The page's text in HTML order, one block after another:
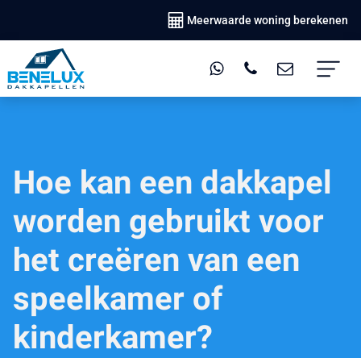
Meerwaarde woning berekenen
Hoe kan een dakkapel
worden gebruikt voor
het creëren van een
speelkamer of
kinderkamer?